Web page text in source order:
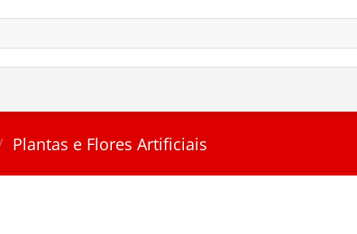
Plantas e Flores Artificiais